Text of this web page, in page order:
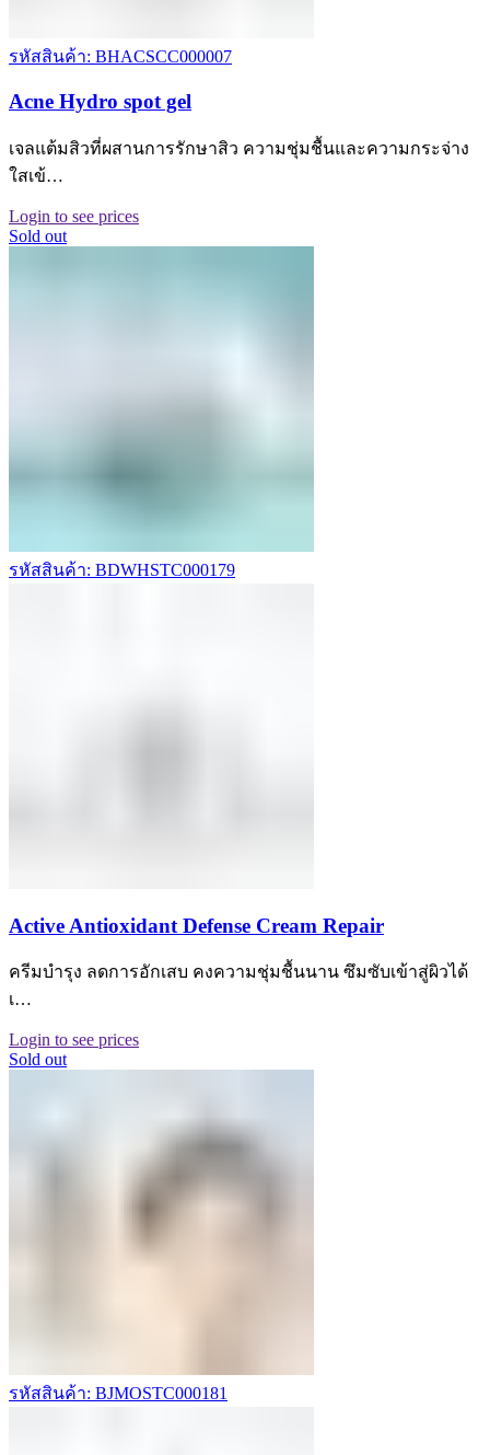
รหัสสินค้า: BHACSCC000007
Acne Hydro spot gel
เจลแต้มสิวที่ผสานการรักษาสิว ความชุ่มชื้นและความกระจ่าง
ใสเข้…
Login to see prices
Sold out
รหัสสินค้า: BDWHSTC000179
Active Antioxidant Defense Cream Repair
ครีมบำรุง ลดการอักเสบ คงความชุ่มชื้นนาน ซึมซับเข้าสู่ผิวได้
เ…
Login to see prices
Sold out
รหัสสินค้า: BJMOSTC000181